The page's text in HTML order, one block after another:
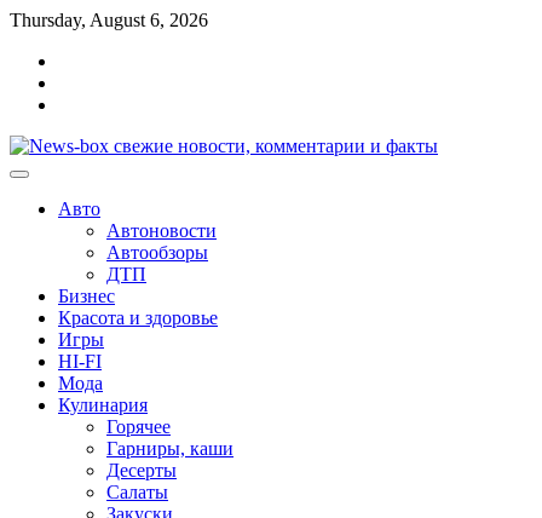
Перейти
содержимому
Thursday, August 6, 2026
Авто
Автоновости
Автообзоры
ДТП
Бизнес
Красота и здоровье
Игры
HI-FI
Мода
Кулинария
Горячее
Гарниры, каши
Десерты
Салаты
Закуски